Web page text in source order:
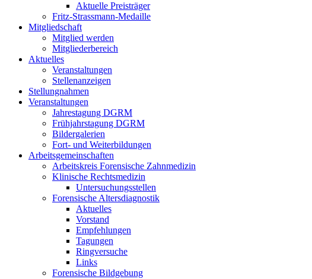
Aktuelle Preisträger
Fritz-Strassmann-Medaille
Mitgliedschaft
Mitglied werden
Mitgliederbereich
Aktuelles
Veranstaltungen
Stellenanzeigen
Stellungnahmen
Veranstaltungen
Jahrestagung DGRM
Frühjahrstagung DGRM
Bildergalerien
Fort- und Weiterbildungen
Arbeitsgemeinschaften
Arbeitskreis Forensische Zahnmedizin
Klinische Rechtsmedizin
Untersuchungsstellen
Forensische Altersdiagnostik
Aktuelles
Vorstand
Empfehlungen
Tagungen
Ringversuche
Links
Forensische Bildgebung